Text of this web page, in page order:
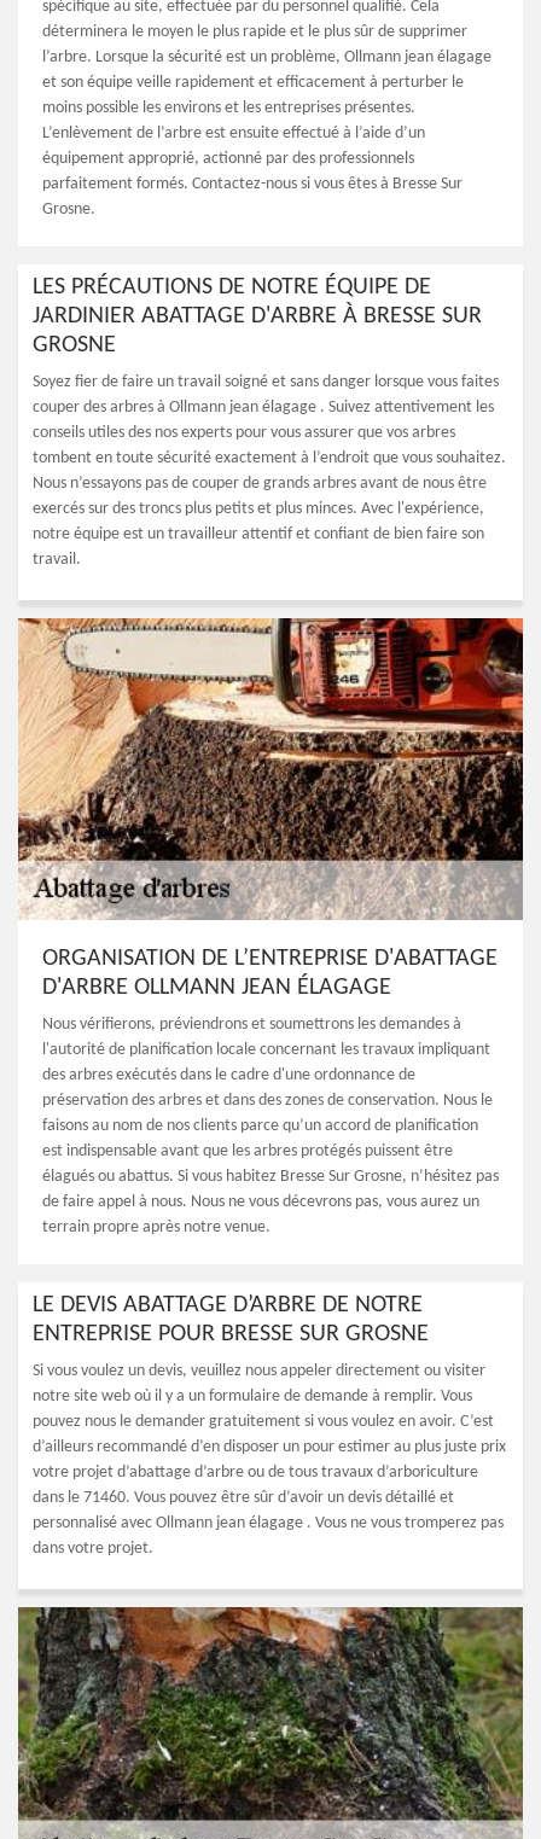
spécifique au site, effectuée par du personnel qualifié. Cela
déterminera le moyen le plus rapide et le plus sûr de supprimer
l’arbre. Lorsque la sécurité est un problème, Ollmann jean élagage
et son équipe veille rapidement et efficacement à perturber le
moins possible les environs et les entreprises présentes.
L’enlèvement de l’arbre est ensuite effectué à l’aide d’un
équipement approprié, actionné par des professionnels
parfaitement formés. Contactez-nous si vous êtes à Bresse Sur
Grosne.
LES PRÉCAUTIONS DE NOTRE ÉQUIPE DE
JARDINIER ABATTAGE D'ARBRE À BRESSE SUR
GROSNE
Soyez fier de faire un travail soigné et sans danger lorsque vous faites
couper des arbres à Ollmann jean élagage . Suivez attentivement les
conseils utiles des nos experts pour vous assurer que vos arbres
tombent en toute sécurité exactement à l’endroit que vous souhaitez.
Nous n’essayons pas de couper de grands arbres avant de nous être
exercés sur des troncs plus petits et plus minces. Avec l'expérience,
notre équipe est un travailleur attentif et confiant de bien faire son
travail.
ORGANISATION DE L’ENTREPRISE D'ABATTAGE
D'ARBRE OLLMANN JEAN ÉLAGAGE
Nous vérifierons, préviendrons et soumettrons les demandes à
l'autorité de planification locale concernant les travaux impliquant
des arbres exécutés dans le cadre d'une ordonnance de
préservation des arbres et dans des zones de conservation. Nous le
faisons au nom de nos clients parce qu’un accord de planification
est indispensable avant que les arbres protégés puissent être
élagués ou abattus. Si vous habitez Bresse Sur Grosne, n’hésitez pas
de faire appel à nous. Nous ne vous décevrons pas, vous aurez un
terrain propre après notre venue.
LE DEVIS ABATTAGE D’ARBRE DE NOTRE
ENTREPRISE POUR BRESSE SUR GROSNE
Si vous voulez un devis, veuillez nous appeler directement ou visiter
notre site web où il y a un formulaire de demande à remplir. Vous
pouvez nous le demander gratuitement si vous voulez en avoir. C’est
d’ailleurs recommandé d’en disposer un pour estimer au plus juste prix
votre projet d’abattage d’arbre ou de tous travaux d’arboriculture
dans le 71460. Vous pouvez être sûr d’avoir un devis détaillé et
personnalisé avec Ollmann jean élagage . Vous ne vous tromperez pas
dans votre projet.